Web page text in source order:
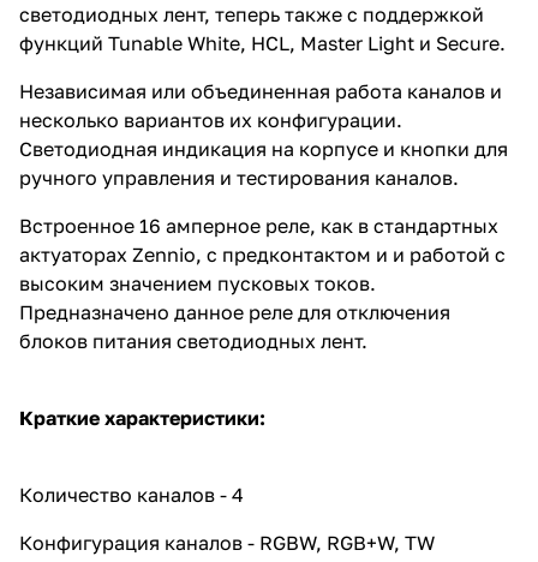
светодиодных лент, теперь также с поддержкой
функций Tunable White, HCL, Master Light и Secure.
Независимая или объединенная работа каналов и
несколько вариантов их конфигурации.
Светодиодная индикация на корпусе и кнопки для
ручного управления и тестирования каналов.
Встроенное 16 амперное реле, как в стандартных
актуаторах Zennio, с предконтактом и и работой с
высоким значением пусковых токов.
Предназначено данное реле для отключения
блоков питания светодиодных лент.
Краткие характеристики:
Количество каналов - 4
Конфигурация каналов - RGBW, RGB+W, TW